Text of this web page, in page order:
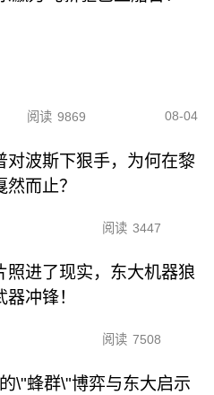
阅读 9869 08-04
对波斯下狠手，为何在黎
然而止？
阅读 3447
照进了现实，东大机器狼
器冲锋！
阅读 7508
\"蜂群\"博弈与东大启示